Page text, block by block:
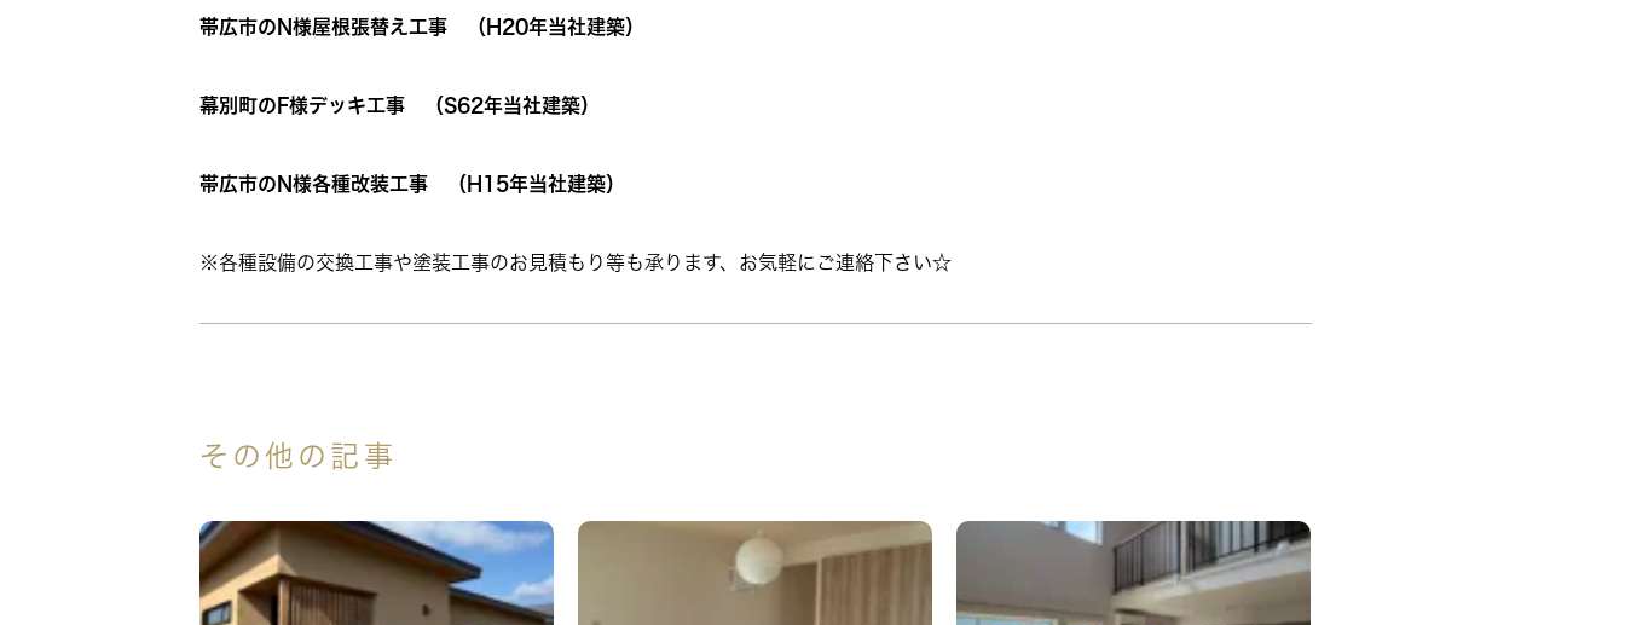
帯広市のN様屋根張替え工事 （H20年当社建築）
幕別町のF様デッキ工事 （S62年当社建築）
帯広市のN様各種改装工事 （H15年当社建築）
※各種設備の交換工事や塗装工事のお見積もり等も承ります、お気軽にご連絡下さい☆
その他の記事